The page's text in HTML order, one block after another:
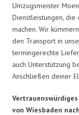
Umzugsmeister
Dienstleistungen,
machen. Wir
den Transport in
termingerechte
auch Unterstützung
Anschließen deiner
von Wiesbaden